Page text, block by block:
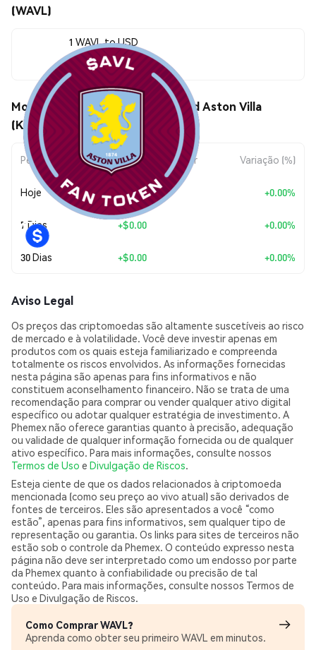
(WAVL)
1 WAVL to USD
$0.114848
Movimentos de preço de Wrapped Aston Villa
(Kayen) (WAVL)
Período Variação do Valor Variação (%)
Hoje +$0.00 +0.00%
7 Dias +$0.00 +0.00%
30 Dias +$0.00 +0.00%
Aviso Legal
Os preços das criptomoedas são altamente suscetíveis ao risco
de mercado e à volatilidade. Você deve investir apenas em
produtos com os quais esteja familiarizado e compreenda
totalmente os riscos envolvidos. As informações fornecidas
nesta página são apenas para fins informativos e não
constituem aconselhamento financeiro. Não se trata de uma
recomendação para comprar ou vender qualquer ativo digital
específico ou adotar qualquer estratégia de investimento. A
Phemex não oferece garantias quanto à precisão, adequação
ou validade de qualquer informação fornecida ou de qualquer
ativo específico. Para mais informações, consulte nossos
Termos de Uso e Divulgação de Riscos.
Esteja ciente de que os dados relacionados à criptomoeda
mencionada (como seu preço ao vivo atual) são derivados de
fontes de terceiros. Eles são apresentados a você “como
estão”, apenas para fins informativos, sem qualquer tipo de
representação ou garantia. Os links para sites de terceiros não
estão sob o controle da Phemex. O conteúdo expresso nesta
página não deve ser interpretado como um endosso por parte
da Phemex quanto à confiabilidade ou precisão de tal
conteúdo. Para mais informações, consulte nossos Termos de
Uso e Divulgação de Riscos.
Como Comprar WAVL?
Aprenda como obter seu primeiro WAVL em minutos.